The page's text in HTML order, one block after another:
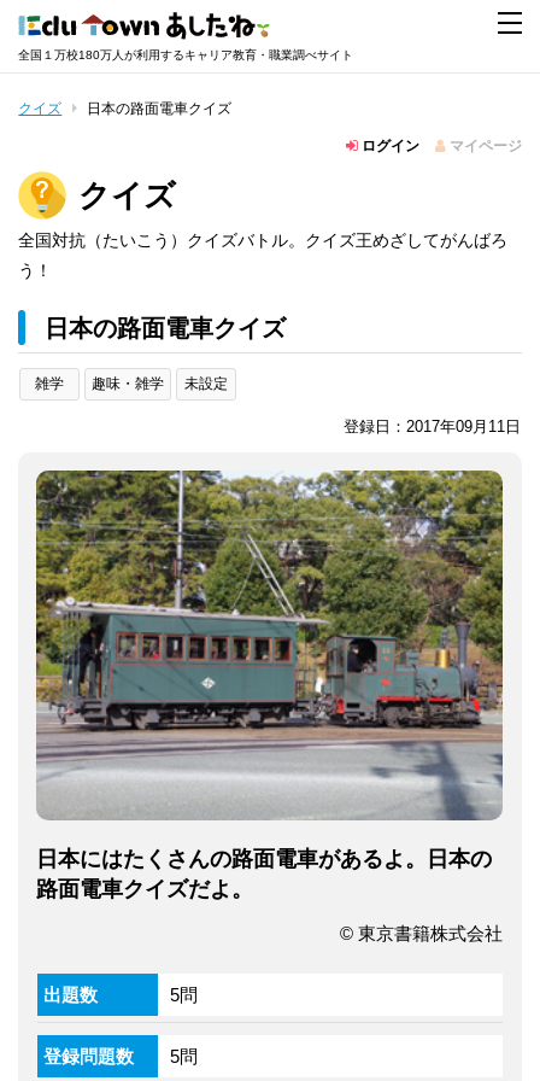
全国１万校180万人が利用するキャリア教育・職業調べサイト
クイズ 日本の路面電車クイズ
ログイン マイページ
クイズ
全国対抗（たいこう）クイズバトル。クイズ王めざしてがんばろ
う！
日本の路面電車クイズ
雑学 趣味・雑学 未設定
登録日：2017年09月11日
日本にはたくさんの路面電車があるよ。日本の
路面電車クイズだよ。
© 東京書籍株式会社
出題数 5問
登録問題数 5問